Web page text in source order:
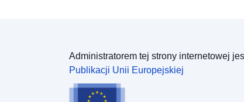
Administratorem tej strony internetowej
Publikacji Unii Europejskiej